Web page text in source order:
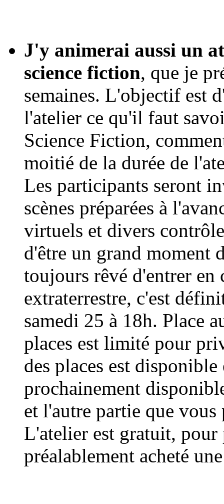
J'y animerai aussi un
science fiction, que je
semaines. L'objectif est
l'atelier ce qu'il faut
Science Fiction,
moitié de la durée de
Les participants seront
scènes préparées à
virtuels et divers
d'être un grand moment
toujours rêvé d'entrer
extraterrestre, c'est
samedi 25 à 18h. Place
places est limité pour
des places est
prochainement
et l'autre partie que vous
L'atelier est gratuit, pour
préalablement acheté